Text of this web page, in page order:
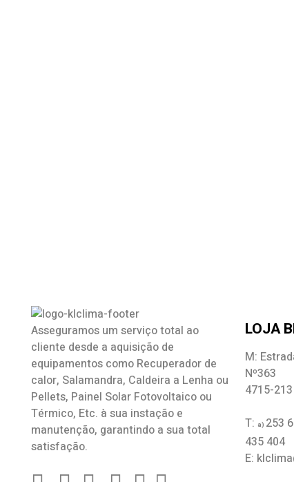
Asseguramos um serviço total ao
cliente desde a aquisição de
equipamentos como Recuperador de
calor, Salamandra, Caldeira a Lenha ou
Pellets, Painel Solar Fotovoltaico ou
Térmico, Etc. à sua instação e
manutenção, garantindo a sua total
satisfação.
LOJA
M:
Nº363
4715-
T: a) 253
435 404
E: